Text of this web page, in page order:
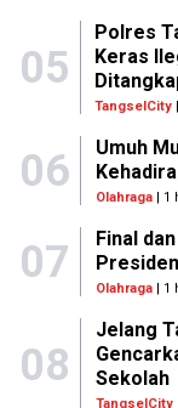
05
Polres
Keras
TangselCity
06
Umuh
Olahraga| 1
07
Final
Olahraga| 1
08
Jelang
Sekolah
TangselCity